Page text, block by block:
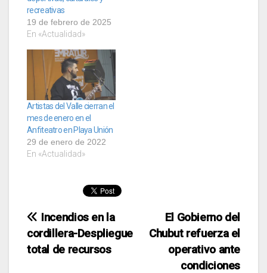
recreativas
19 de febrero de 2025
En «Actualidad»
Artistas del Valle cierran el
mes de enero en el
Anfiteatro en Playa Unión
29 de enero de 2022
En «Actualidad»
Navegación
de
El Gobierno del
Chubut refuerza el
operativo ante
condiciones
Incendios en la
cordillera-Despliegue
total de recursos